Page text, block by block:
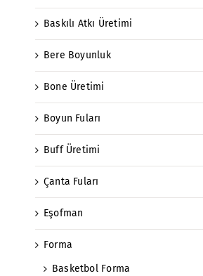
Baskılı Atkı Üretimi
Bere Boyunluk
Bone Üretimi
Boyun Fuları
Buff Üretimi
Çanta Fuları
Eşofman
Forma
Basketbol Forma